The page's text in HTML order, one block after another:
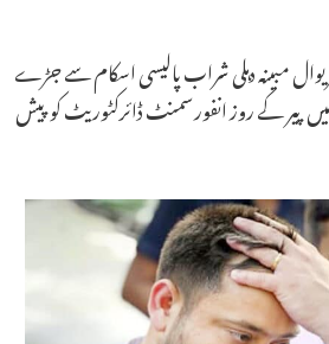
مبینہ دہلی شراب پالیسی اسکام سے جڑے
پیر کے روز انفورسمنٹ ڈائرکٹوریٹ کو پیش